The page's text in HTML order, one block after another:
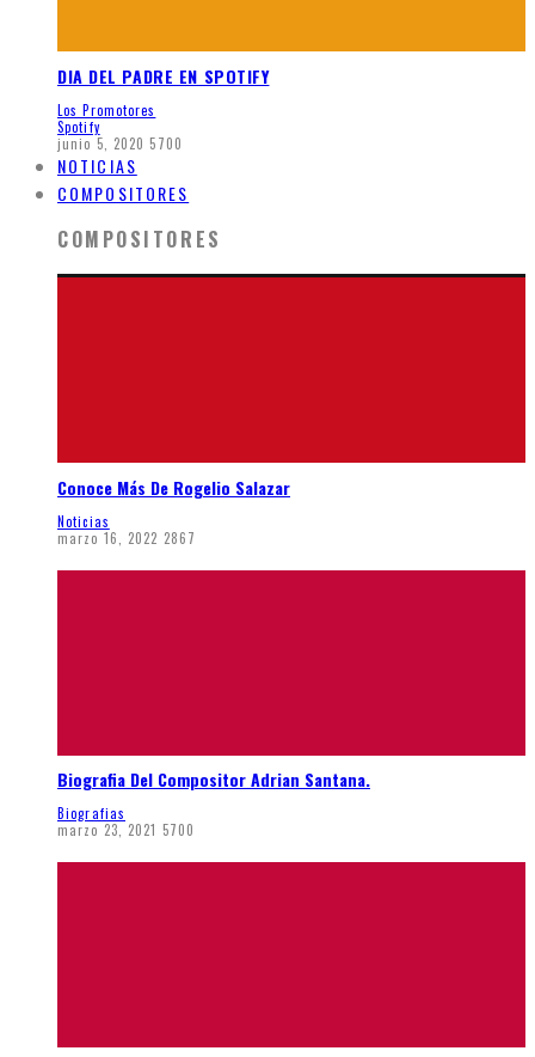
DIA DEL PADRE EN SPOTIFY
Los Promotores
Spotify
junio 5, 2020 5700
NOTICIAS
COMPOSITORES
COMPOSITORES
Conoce Más De Rogelio Salazar
Noticias
marzo 16, 2022 2867
Biografia Del Compositor Adrian Santana.
Biografias
marzo 23, 2021 5700